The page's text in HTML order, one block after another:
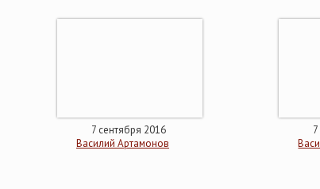
7 сентября 2016
Василий Артамонов